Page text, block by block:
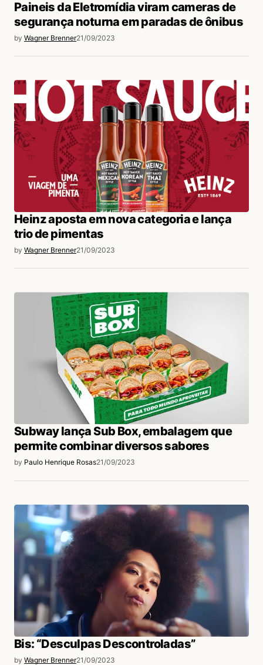
Paineis da Eletromídia viram cameras de
segurança noturna em paradas de ônibus
by Wagner Brenner21/09/2023
Heinz aposta em nova categoria e lança
trio de pimentas
by Wagner Brenner21/09/2023
Subway lança Sub Box, embalagem que
permite combinar diversos sabores
by Paulo Henrique Rosas21/09/2023
Bis: “Desculpas Descontroladas”
by Wagner Brenner21/09/2023